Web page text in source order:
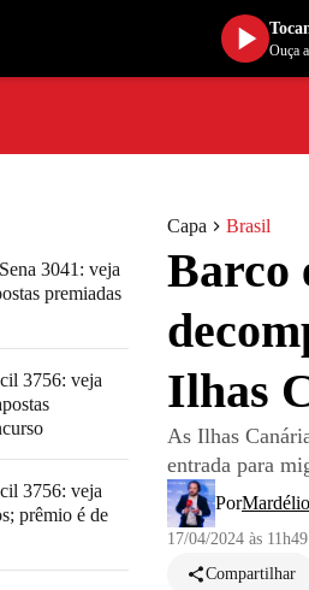
Capa Brasil
Barco
Ilhas
As Ilhas
entrada para
Por
17/04/2024 às 11h49
Compartilhar
3041: veja
premiadas
3756: veja
3756: veja
prêmio é de
Ouça